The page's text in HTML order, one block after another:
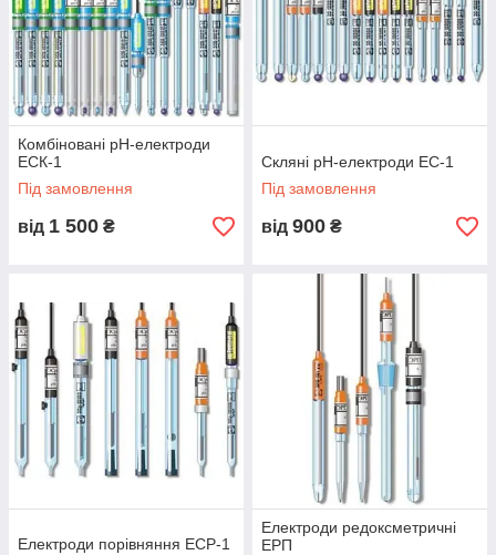
Комбіновані pH-електроди
ЕСК-1
Під замовлення
від 1 500 ₴
Скляні pH-електроди ЕС-1
Під замовлення
від 900 ₴
Електроди порівняння ЕСР-1
Електроди редоксметричні
ЕРП